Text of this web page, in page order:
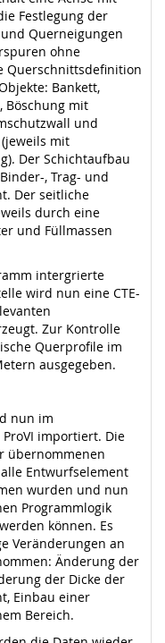
Festlegung der
Querneigungen
ohne
Querschnittsdefinition
Bankett,
Böschung mit
und
mit
Der Schichtaufbau
, Trag- und
Der seitliche
durch eine
und Füllmassen
intergrierte
wird nun eine CTE-
Zur Kontrolle
Querprofile im
ausgegeben.
nun im
importiert. Die
übernommenen
Entwurfselement
wurden und nun
Programmlogik
können. Es
Veränderungen an
Änderung der
der Dicke der
Einbau einer
Bereich.